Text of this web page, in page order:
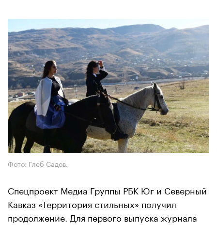
Фото: Глеб Садов.
Спецпроект Медиа Группы РБК Юг и Северный
Кавказ «Территория стильных» получил
продолжение. Для первого выпуска журнала